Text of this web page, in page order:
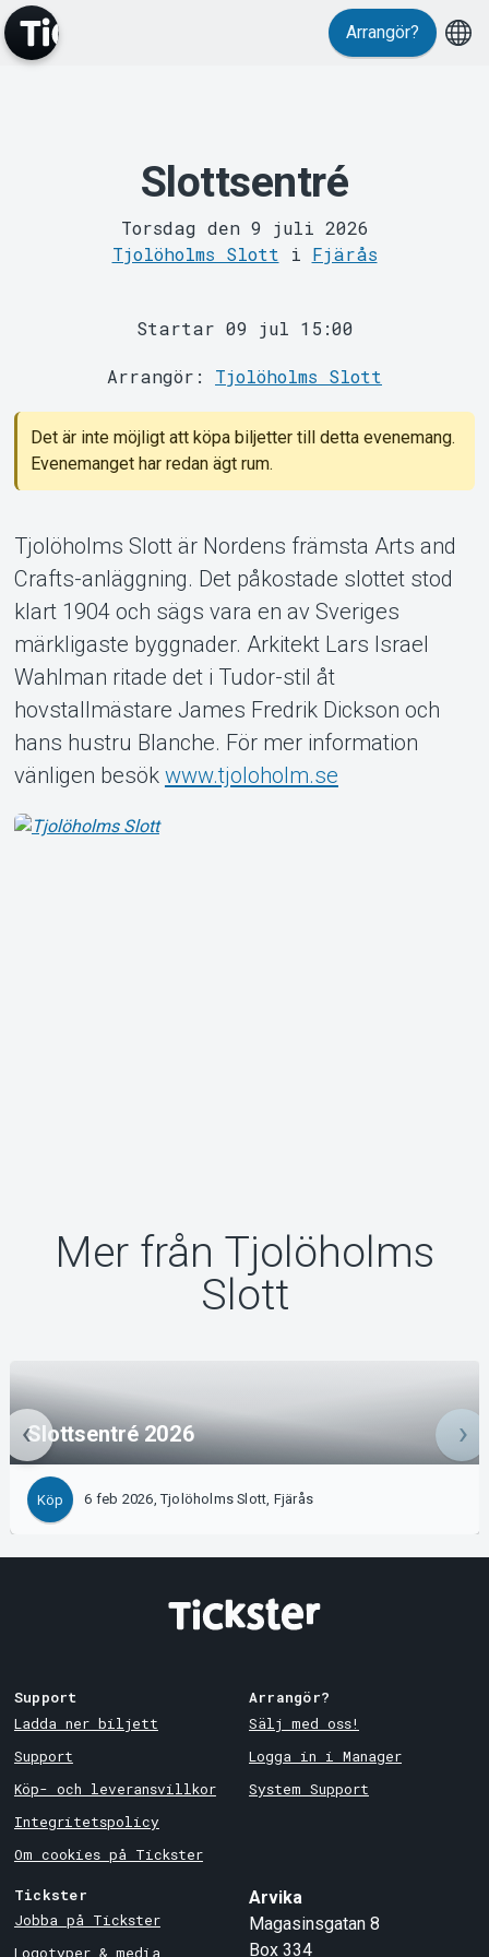
MyTickster
Support
Om Tickster
Arrangör?
Slottsentré
Torsdag den 9 juli 2026
Tjolöholms Slott i Fjärås
Startar 09 jul 15:00
Arrangör: Tjolöholms Slott
Det är inte möjligt att köpa biljetter till detta evenemang.
Evenemanget har redan ägt rum.
Tjolöholms Slott är Nordens främsta Arts and
Crafts-anläggning. Det påkostade slottet stod
klart 1904 och sägs vara en av Sveriges
märkligaste byggnader. Arkitekt Lars Israel
Wahlman ritade det i Tudor-stil åt
hovstallmästare James Fredrik Dickson och
hans hustru Blanche. För mer information
vänligen besök www.tjoloholm.se
Mer från Tjolöholms
Slott
Slottsentré 2026
Köp 6 feb 2026, Tjolöholms Slott, Fjärås
Support
Ladda ner biljett
Support
Köp- och leveransvillkor
Integritetspolicy
Om cookies på Tickster
Arrangör?
Sälj med oss!
Logga in i Manager
System Support
Tickster
Jobba på Tickster
Logotyper & media
Arvika
Magasinsgatan 8
Box 334